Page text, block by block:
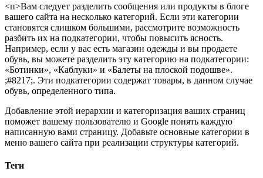
<п>Вам следует разделить сообщения или продукты в блоге
вашего сайта на несколько категорий. Если эти категории
становятся слишком большими, рассмотрите возможность
разбить их на подкатегории, чтобы повысить ясность.
Например, если у вас есть магазин одежды и вы продаете
обувь, вы можете разделить эту категорию на подкатегории:
«Ботинки», «Каблуки» и «Балеты на плоской подошве».
;#8217;. Эти подкатегории содержат товары, в данном случае
обувь, определенного типа.
Добавление этой иерархии и категоризация ваших страниц
поможет вашему пользователю и Google понять каждую
написанную вами страницу. Добавьте основные категории в
меню вашего сайта при реализации структуры категорий.
Теги